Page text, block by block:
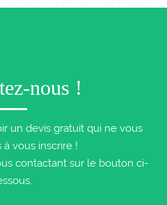
nous !
un devis gratuit qui ne vous
vous inscrire !
contactant sur le bouton ci-